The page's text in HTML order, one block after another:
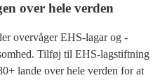
over hele verden
overvåger EHS-lagar og -
Tilføj til EHS-lagstiftning
lande over hele verden for at